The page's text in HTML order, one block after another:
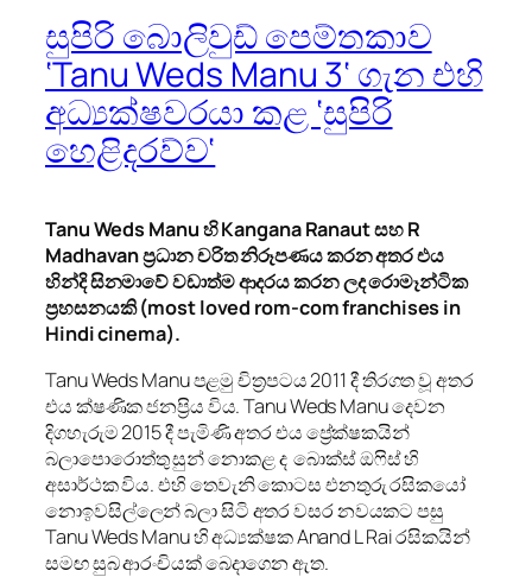
සුපිරි බොලිවුඩ් පෙම්තකාව
‘Tanu Weds Manu 3‘ ගැන එහි
අධ්‍යක්ෂවරයා කළ ‘සුපිරි
හෙළිදරව්ව‘
Tanu Weds ManuහිKangana RanautසහR
Madhavanප්‍රධාන චරිත නිරූපණය කරන අතර එය
හින්දි සිනමාවේ වඩාත්ම ආදරය කරන ලද රොමෑන්ටික
ප්‍රහසනයකි (most loved rom-com franchises in
Hindi cinema).
Tanu Weds Manu පළමු චිත්‍රපටය 2011 දී තිරගත වූ අතර
එය ක්ෂණික ජනප්‍රිය විය. Tanu Weds Manu දෙවන
දිගහැරුම 2015 දී පැමිණි අතර එය ප්‍රේක්ෂකයින්
බලාපොරොත්තු සුන් නොකළ ද බොක්ස් ඔෆිස් හි
අසාර්ථක විය. එහි තෙවැනි කොටස එනතුරු රසිකයෝ
නොඉවසිල්ලෙන් බලා සිටි අතර වසර නවයකට පසු
Tanu Weds Manu හි අධ්‍යක්ෂක Anand L Rai රසිකයින්
සමඟ සුබ ආරංචියක් බෙදාගෙන ඇත.